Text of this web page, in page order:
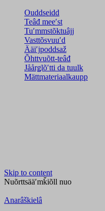
Ouddseidd
Teâđ meeʹst
Tuʹmmstõktuâjj
Vasttõsvuuʹd
Ääiʹjpoddsaž
Õhttvuõtt-teâđ
Jåårǥlõʹtti da tuulk
Mättmateriaalkaupp
Skip to content
Nuõrttsääʹmǩiõll nuo
Anarâškielâ